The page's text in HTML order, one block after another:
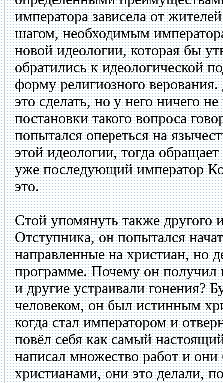
императора зависела от
шагом, необходимым
новой идеологии, которая бы
обратились к идеологической
форму религиозного
это сделать, но у него ничего
постановки такого вопроса
попытался опереться на
этой идеологии, тогда
уже последующий император
это.
Стой упомянуть также другого
Отступника, он попытался
направленные на христиан, но
программе. Почему он получил
и другие устраивали гонения?
человеком, он был истинным
когда стал императором и
повёл себя как самый
написал множество работ и
христианами, они это делали,